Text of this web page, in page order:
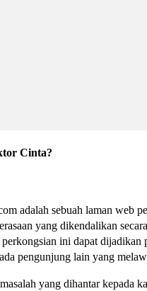
Cinta?
adalah sebuah laman web
yang dikendalikan
ini dapat dijadikan
pengunjung lain yang
yang dihantar kepada